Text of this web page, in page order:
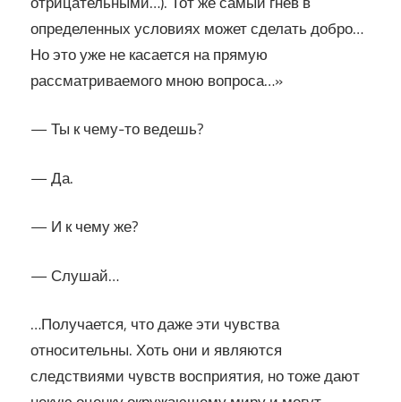
определенных условиях может сделать добро…
Но это уже не касается на прямую
рассматриваемого мною вопроса…»
— Ты к чему-то ведешь?
— Да.
— И к чему же?
— Слушай…
…Получается, что даже эти чувства
относительны. Хоть они и являются
следствиями чувств восприятия, но тоже дают